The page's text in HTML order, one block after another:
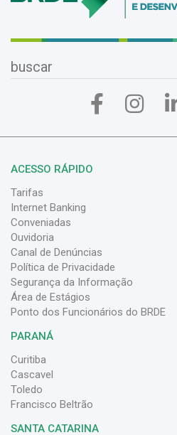
ACESSO RÁPIDO
Tarifas
Internet Banking
Conveniadas
Ouvidoria
Canal de Denúncias
Política de Privacidade
Segurança da Informação
Área de Estágios
Ponto dos Funcionários do BRDE
PARANÁ
Curitiba
Cascavel
Toledo
Francisco Beltrão
SANTA CATARINA